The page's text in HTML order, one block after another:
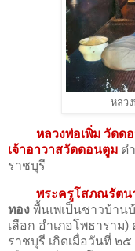
หลว
หลวงพ่อเพิ่ม วัดด
เจ้าอาวาสวัดดอนตูม ต
ราชบุรี
พระครูโสภณรัตน
ทอง พื้นเพเป็นชาวบ้า
เลือก อำเภอโพธาราม
ราชบุรี เกิดเมื่อวันที่ ๒